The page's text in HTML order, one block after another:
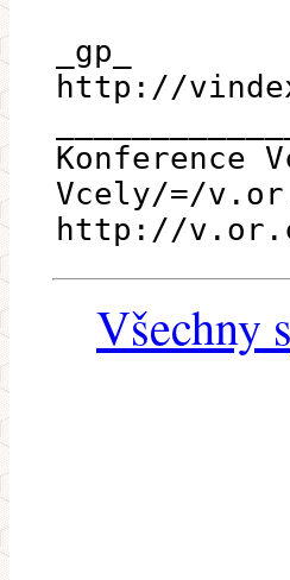
_gp_
http://
Konference
Vcely/=/
http://
Všechny